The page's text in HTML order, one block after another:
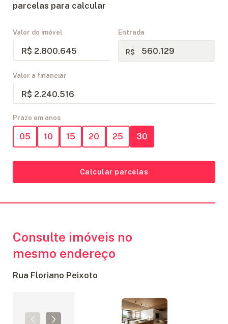
parcelas para calcular
Valor do imóvel
R$ 2.800.645
Entrada
R$
Valor a financiar
R$ 2.240.516
Prazo em anos
05 10 15 20 25 30
Calcular parcelas
Consulte imóveis no
mesmo endereço
Rua Floriano Peixoto